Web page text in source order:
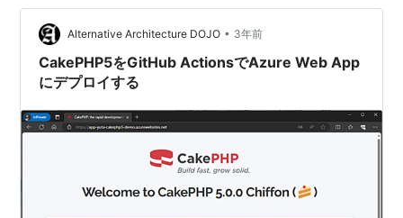
php ./bin/cake bake migrati…
Alternative Architecture DOJO • 3年前
CakePHP5をGitHub ActionsでAzure Web App
にデプロイする